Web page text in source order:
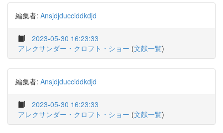
編集者: Ansjdjducciddkdjd
2023-05-30 16:23:33
アレクサンダー・クロフト・ショー (文献一覧)
編集者: Ansjdjducciddkdjd
2023-05-30 16:23:33
アレクサンダー・クロフト・ショー (文献一覧)